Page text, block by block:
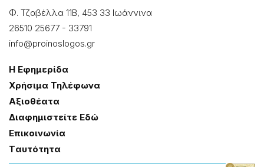
Φ. Τζαβέλλα 11Β, 453 33 Ιωάννɩνα
26510 25677 - 33791
info@proinoslogos.gr
Η Εφημερίδα
Χρήσɩμα Τηλέφωνα
Αξɩοθέατα
Δɩαφημɩστείτε Εδώ
Επɩκοɩνωνία
Tαυτότητα